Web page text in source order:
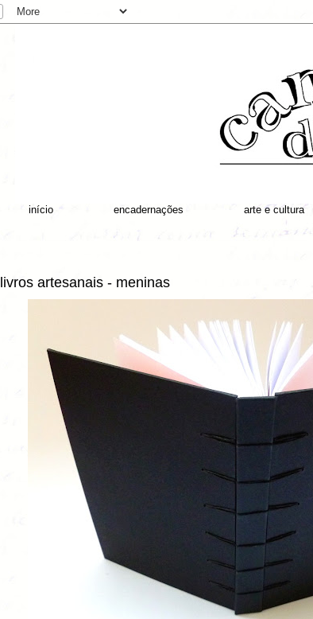
início encadernações arte e cultura
livros artesanais - meninas